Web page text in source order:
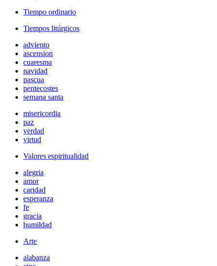
Tiempo ordinario
Tiempos litúrgicos
adviento
ascension
cuaresma
navidad
pascua
pentecostes
semana santa
misericordia
paz
verdad
virtud
Valores espiritualidad
alegria
amor
caridad
esperanza
fe
gracia
humildad
Arte
alabanza